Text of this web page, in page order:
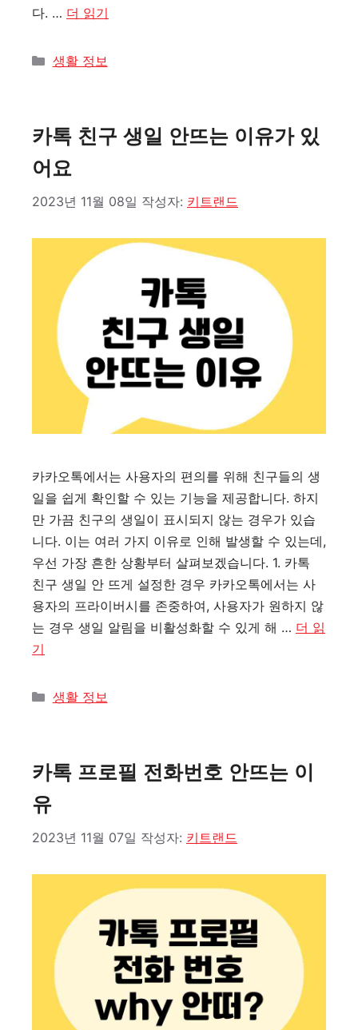
다. … 더 읽기
카
생활 정보
카톡 친구 생일 안뜨는 이유가 있
어요
2023년 11월 08일 작성자: 키트랜드
카카오톡에서는 사용자의 편의를 위해 친구들의 생
일을 쉽게 확인할 수 있는 기능을 제공합니다. 하지
만 가끔 친구의 생일이 표시되지 않는 경우가 있습
니다. 이는 여러 가지 이유로 인해 발생할 수 있는데,
우선 가장 흔한 상황부터 살펴보겠습니다. 1. 카톡
친구 생일 안 뜨게 설정한 경우 카카오톡에서는 사
용자의 프라이버시를 존중하여, 사용자가 원하지 않
는 경우 생일 알림을 비활성화할 수 있게 해 … 더 읽
기
카
생활 정보
카톡 프로필 전화번호 안뜨는 이
유
2023년 11월 07일 작성자: 키트랜드